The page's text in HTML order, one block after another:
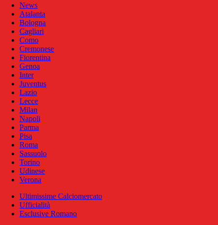
News
Atalanta
Bologna
Cagliari
Como
Cremonese
Fiorentina
Genoa
Inter
Juventus
Lazio
Lecce
Milan
Napoli
Parma
Pisa
Roma
Sassuolo
Torino
Udinese
Verona
Ultimissime Calciomercato
Ufficialità
Esclusive Romano